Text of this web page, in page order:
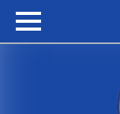
HOME